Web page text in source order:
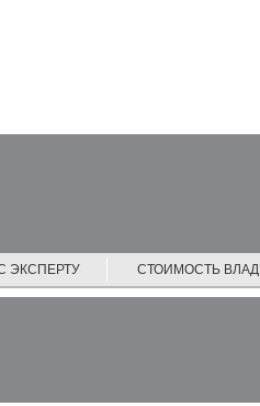
ЭКСПЕРТУ СТОИМОСТЬ